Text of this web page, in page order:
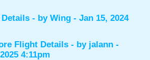
- by Wing - Jan 15, 2024
Flight Details - by jalann -
4:11pm